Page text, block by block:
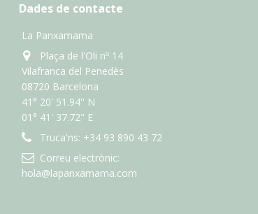
Dades de contacte
La Panxamama
Plaça de l'Oli nº 14
Vilafranca del Penedès
08720 Barcelona
41° 20' 51.94'' N
01° 41' 37.72" E
Truca'ns: +34 93 890 43 72
Correu electrònic:
hola@lapanxamama.com